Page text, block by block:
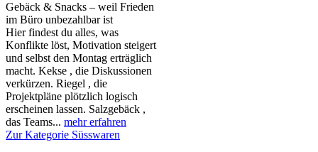
Gebäck & Snacks – weil Frieden
im Büro unbezahlbar ist
Hier findest du alles, was
Konflikte löst, Motivation steigert
und selbst den Montag erträglich
macht. Kekse , die Diskussionen
verkürzen. Riegel , die
Projektpläne plötzlich logisch
erscheinen lassen. Salzgebäck ,
das Teams... mehr erfahren
Zur Kategorie Süsswaren